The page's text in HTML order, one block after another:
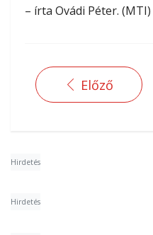
– írta Ovádi Péter. (MTI)
Előző
Hirdetés
Hirdetés